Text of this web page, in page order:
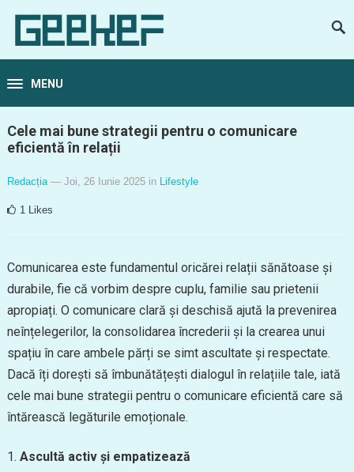
MENU
Cele mai bune strategii pentru o comunicare
eficientă în relații
Redacția — Joi, 26 Iunie 2025 in Lifestyle
1 Likes
Comunicarea este fundamentul oricărei relații sănătoase și
durabile, fie că vorbim despre cuplu, familie sau prietenii
apropiați. O comunicare clară și deschisă ajută la prevenirea
neînțelegerilor, la consolidarea încrederii și la crearea unui
spațiu în care ambele părți se simt ascultate și respectate.
Dacă îți dorești să îmbunătățești dialogul în relațiile tale, iată
cele mai bune strategii pentru o comunicare eficientă care să
întărească legăturile emoționale.
Ascultă activ și empatizează